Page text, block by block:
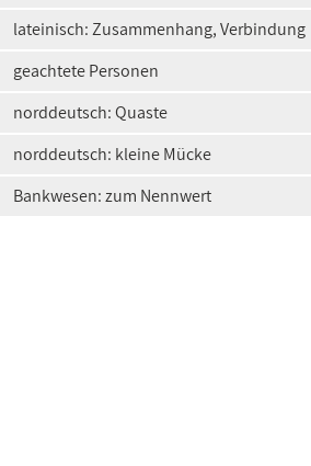
lateinisch: Zusammenhang, Verbindung
geachtete Personen
norddeutsch: Quaste
norddeutsch: kleine Mücke
Bankwesen: zum Nennwert